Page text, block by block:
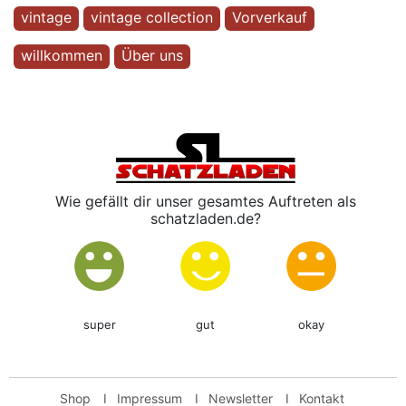
vintage vintage collection Vorverkauf
willkommen Über uns
Wie gefällt dir unser gesamtes Auftreten als
schatzladen.de?
super gut okay
Shop I Impressum I Newsletter I Kontakt